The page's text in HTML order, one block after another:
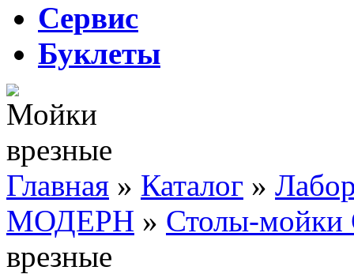
Сервис
Буклеты
Главная » Каталог »
МОДЕРН » Столы-
врезные